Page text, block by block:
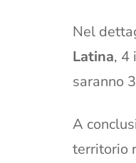
Nel
Latina, 4
saranno
A
territorio